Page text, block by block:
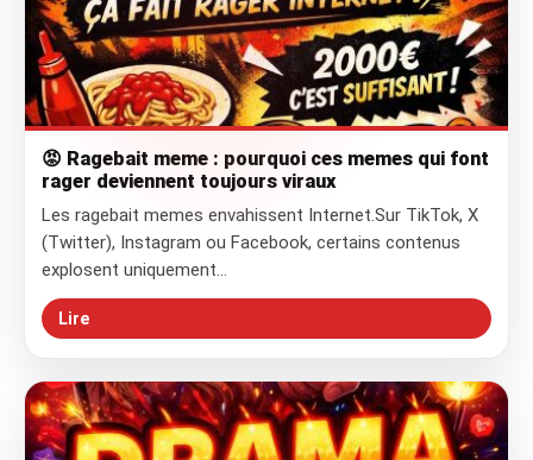
😡 Ragebait meme : pourquoi ces memes qui font
rager deviennent toujours viraux
Les ragebait memes envahissent Internet.Sur TikTok, X
(Twitter), Instagram ou Facebook, certains contenus
explosent uniquement…
Lire